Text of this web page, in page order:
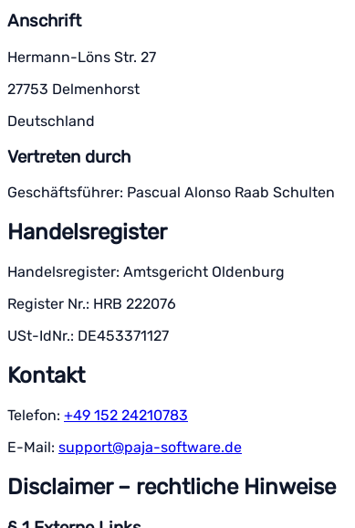
Anschrift
Hermann-Löns Str. 27
27753 Delmenhorst
Deutschland
Vertreten durch
Geschäftsführer: Pascual Alonso Raab Schulten
Handelsregister
Handelsregister: Amtsgericht Oldenburg
Register Nr.: HRB 222076
USt-IdNr.: DE453371127
Kontakt
Telefon: +49 152 24210783
E-Mail: support@paja-software.de
Disclaimer – rechtliche Hinweise